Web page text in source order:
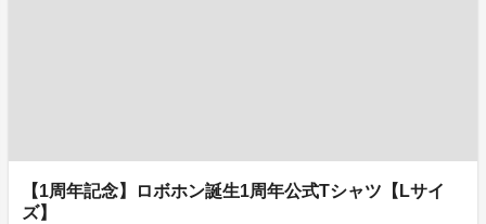
【1周年記念】ロボホン誕生1周年公式Tシャツ【Lサイ
ズ】